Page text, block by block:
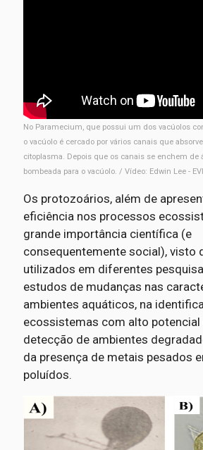
No Paramecium, que possui um dos vacúolos
o vacúolo é cercado por vários canais que
citoplasma. Depois que os canais se enchem de
bombeada para o vacúolo. / Vídeo: Edwin Lee -
Os protozoários, além de
eficiência nos processos
grande importância científica (e
consequentemente social), visto
utilizados em diferentes
estudos de mudanças nas
ambientes aquáticos, na
ecossistemas com alto potencial
detecção de ambientes
da presença de metais pesados
poluídos.